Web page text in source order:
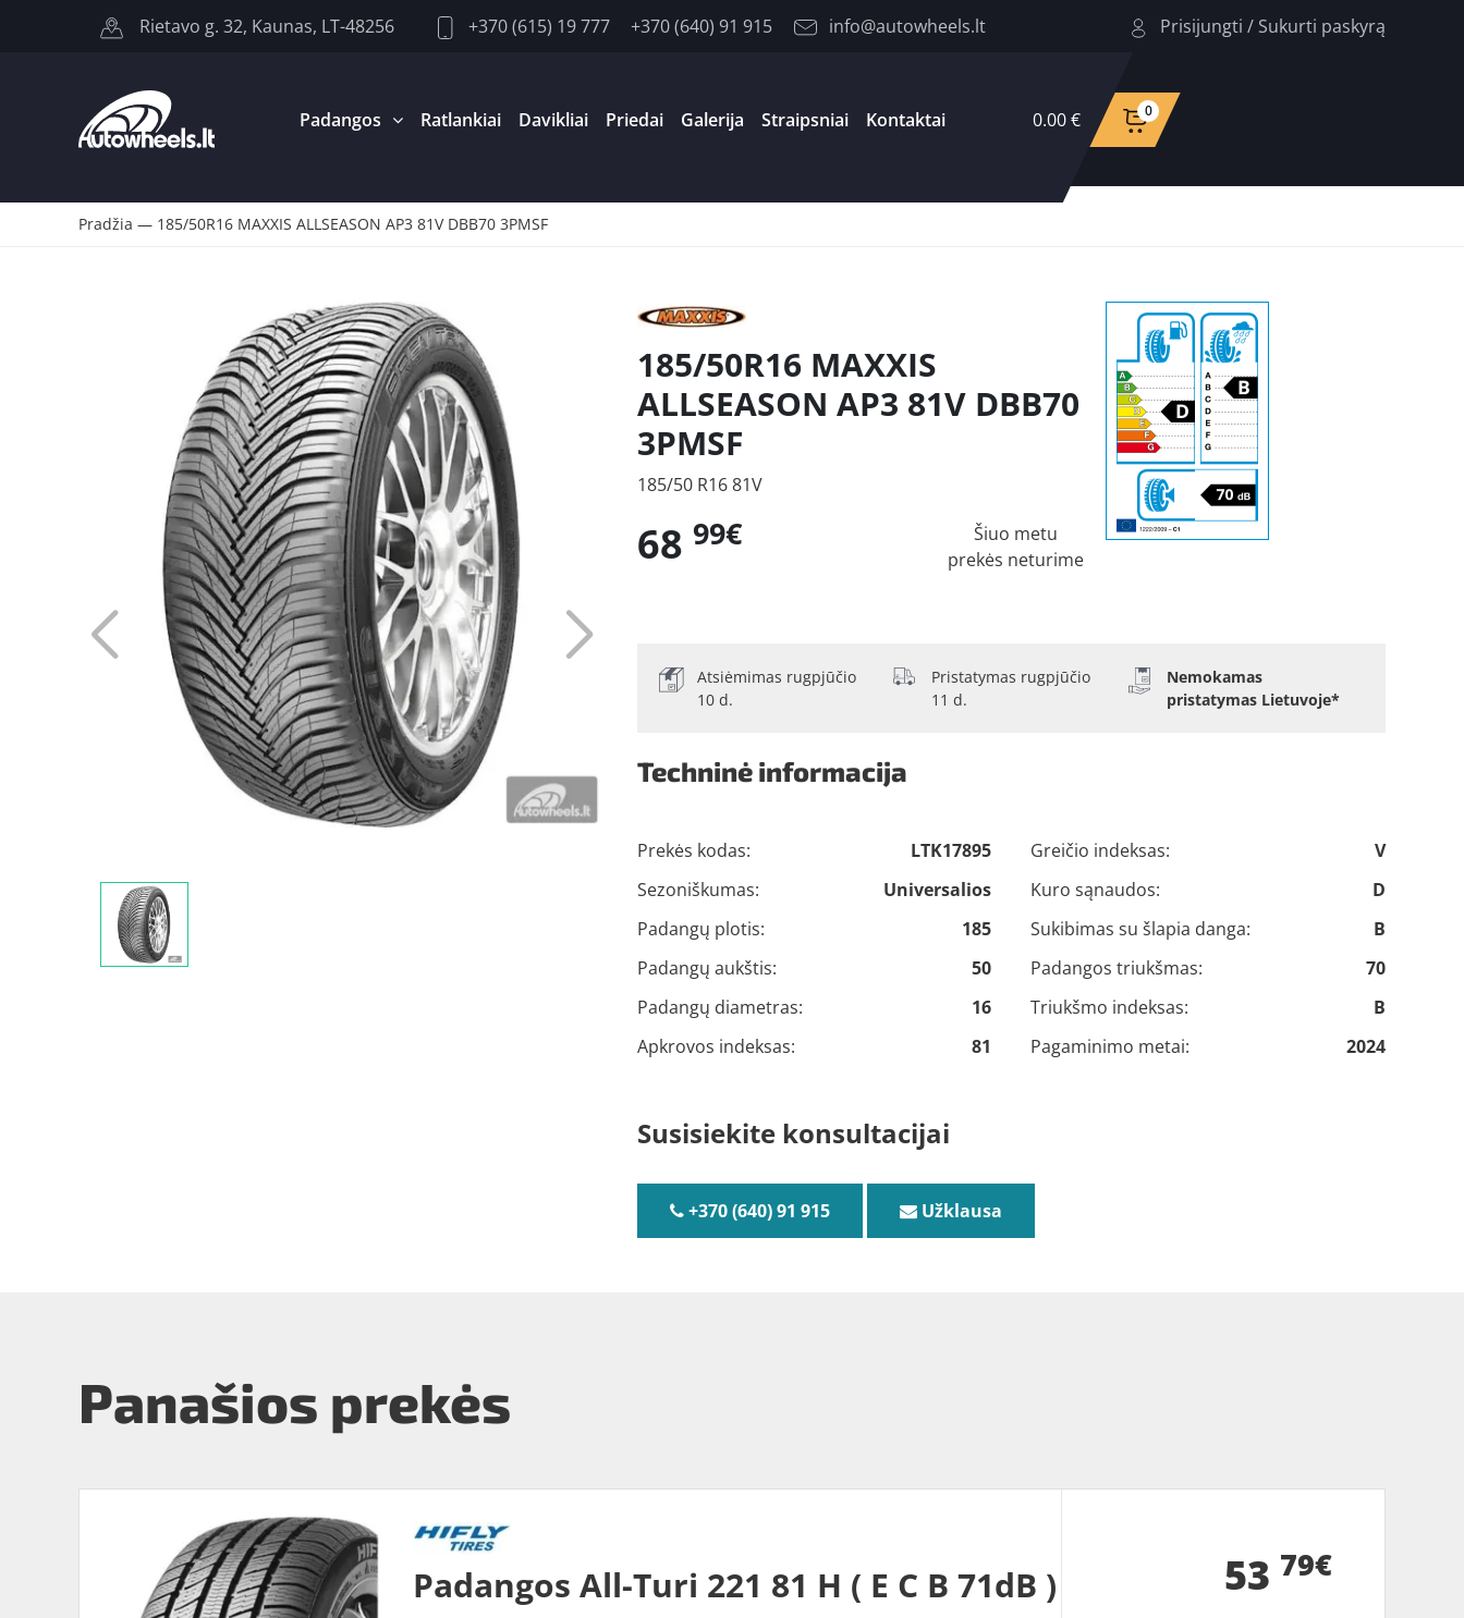
Rietavo g. 32, Kaunas, LT-48256 +370 (615) 19 777 +370 (640) 91 915 info@autowheels.lt Prisijungti / Sukurti paskyrą
Padangos Ratlankiai Davikliai Priedai Galerija Straipsniai Kontaktai 0.00 € 0
Pradžia — 185/50R16 MAXXIS ALLSEASON AP3 81V DBB70 3PMSF
185/50R16 MAXXIS
ALLSEASON AP3 81V DBB70
3PMSF
185/50 R16 81V
68 99€
Šiuo metu
prekės neturime
Atsiėmimas rugpjūčio
10 d.
Pristatymas rugpjūčio
11 d.
Nemokamas
pristatymas Lietuvoje*
Techninė informacija
Prekės kodas:
LTK17895
Sezoniškumas:
Universalios
Padangų plotis:
185
Padangų aukštis:
50
Padangų diametras:
16
Apkrovos indeksas:
81
Greičio indeksas:
V
Kuro sąnaudos:
D
Sukibimas su šlapia danga:
B
Padangos triukšmas:
70
Triukšmo indeksas:
B
Pagaminimo metai:
2024
Susisiekite konsultacijai
+370 (640) 91 915 Užklausa
Panašios prekės
Padangos All-Turi 221 81 H ( E C B 71dB ) 53 79€